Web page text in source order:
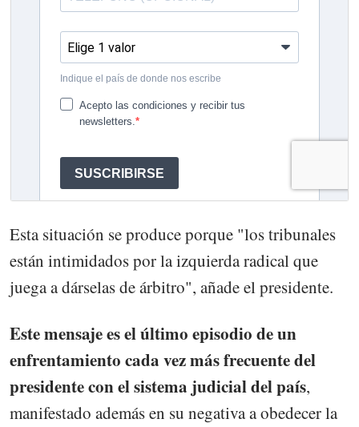
Esta situación se produce porque "los tribunales
están intimidados por la izquierda radical que
juega a dárselas de árbitro", añade el presidente.
Este mensaje es el último episodio de un
enfrentamiento cada vez más frecuente del
presidente con el sistema judicial del país,
manifestado además en su negativa a obedecer la